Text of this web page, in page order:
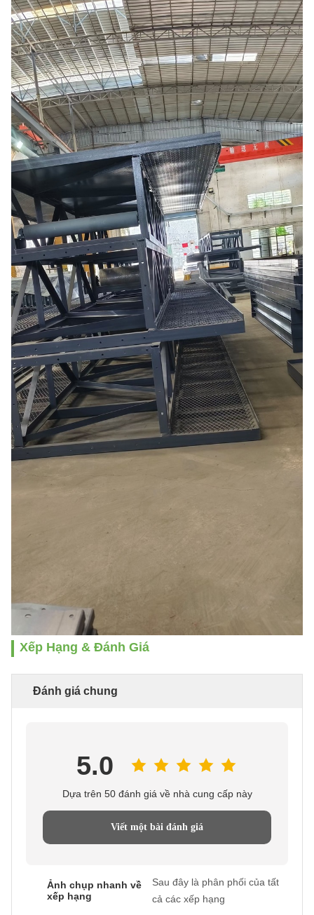
Xếp Hạng & Đánh Giá
Đánh giá chung
5.0
Dựa trên 50 đánh giá về nhà cung cấp này
Viết một bài đánh giá
Ảnh chụp nhanh về
xếp hạng
Sau đây là phân phối của tất
cả các xếp hạng